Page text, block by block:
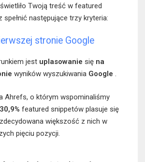
Twoją treść w featured
spełnić następujące trzy kryteria:
stronie Google
jest uplasowanie się na
wyników wyszukiwania Google .
Ahrefs, o którym wspominaliśmy
featured snippetów plasuje się
większość z nich w
pięciu pozycji.